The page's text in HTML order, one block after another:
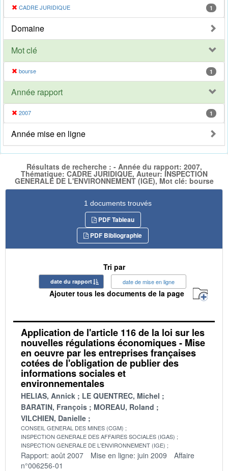
CADRE JURIDIQUE 1
Domaine
Mot clé
bourse 1
Année rapport
2007 1
Année mise en ligne
Résultats de recherche : - Année du rapport: 2007,
Thématique: CADRE JURIDIQUE, Auteur: INSPECTION
GENERALE DE L'ENVIRONNEMENT (IGE), Mot clé: bourse
1 documents trouvés
PDF Tableau
PDF Bibliographie
Tri par
date du rapport date de mise en ligne
Ajouter tous les documents de la page
Application de l'article 116 de la loi sur les
nouvelles régulations économiques - Mise
en oeuvre par les entreprises françaises
cotées de l'obligation de publier des
informations sociales et
environnementales
HELIAS, Annick
LE QUENTREC, Michel
BARATIN, François
MOREAU, Roland
VILCHIEN, Danielle
CONSEIL GENERAL DES MINES (CGM)
INSPECTION GENERALE DES AFFAIRES SOCIALES (IGAS)
INSPECTION GENERALE DE L'ENVIRONNEMENT (IGE)
Rapport: août 2007 Mise en ligne: juin 2009
Affaire
n°006256-01